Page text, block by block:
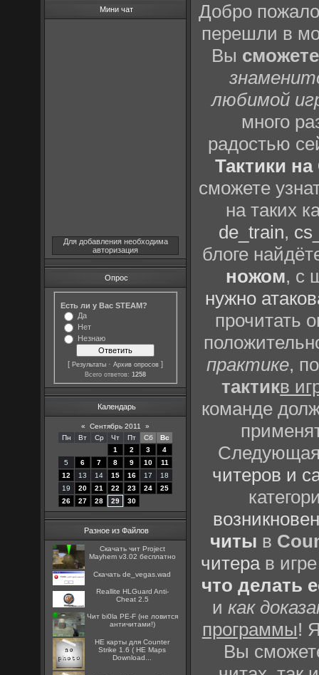
Мини чат
Для добавления необходима
авторизация
Опрос
Есть ли у Вас STEAM?
Да
Нет
Незнаю
[Результаты ·Архив опросов ]
Всего ответов:1258
Календарь
« Сентябрь 2011
»
Пн
Вт Ср Чт Пт Сб
Вс
1
2 3
4
5
6 7 8 9 10
11
12
13 14 15 16 17
18
19
20 21 22 23 24
25
26
27 28 29 30
Разное из Файлов
Скачать чит Project
Mayhem v3.02 бесплатно
Скачать de_vegas.wad
Reallite HLGuard Anti-
Cheat 2.5
Чит bi0la PE-F (не ловится
античитами!)
HE карты для Counter
Strike 1.6 ( HE Maps
Download...
Добро
перешли в
Вы
любимой
много
радостью
Тактики
сможете
на таких
de_train,
блоге
ножом, с
нужно
прочитать
практике,
тактикв
команде
Следующая
читеров и
читы в
читерав
что делать
икак
программы!
Вы